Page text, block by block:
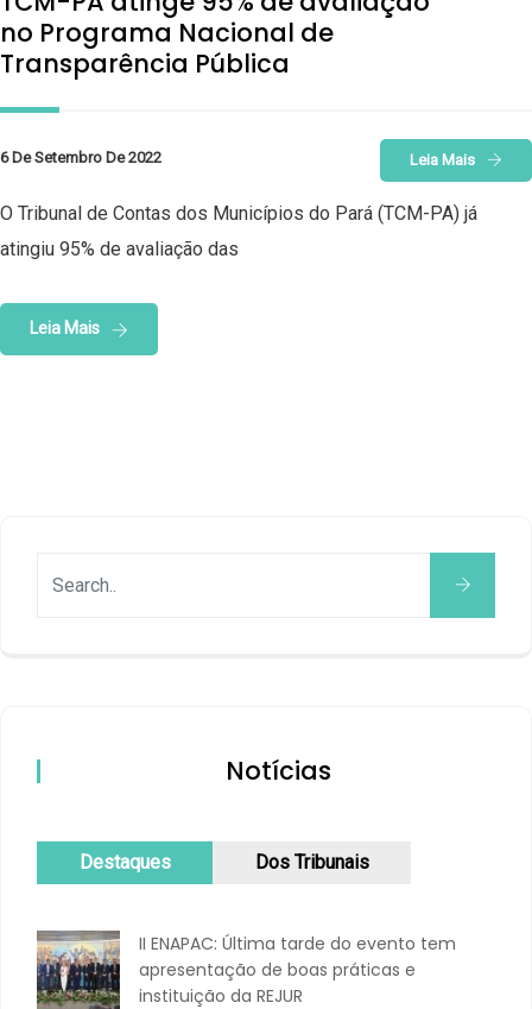
no Programa Nacional de
Transparência Pública
6 De Setembro De 2022 Leia Mais
O Tribunal de Contas dos Municípios do Pará (TCM-PA) já
atingiu 95% de avaliação das
Leia Mais
Notícias
Destaques Dos Tribunais
II ENAPAC: Última tarde do evento tem
apresentação de boas práticas e
instituição da REJUR